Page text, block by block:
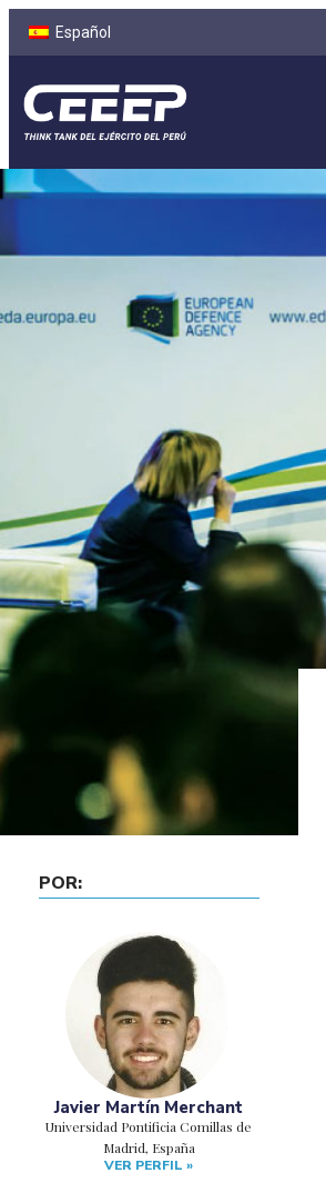
Español
POR:
Javier Martín Merchant
Universidad Pontificia Comillas de
Madrid, España
VER PERFIL »